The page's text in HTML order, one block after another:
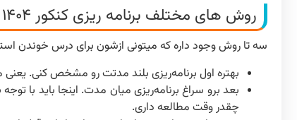
روش های مختلف برنامه ریزی کنکور ۱۴۰۴
سه تا روش وجود داره که میتونی ازشون برای درس خوندن
بهتره اول برنامه‌ریزی بلند مدتت رو مشخص کنی.
بعد برو سراغ برنامه‌ریزی میان مدت. اینجا باید با
چقدر وقت مطالعه داری.